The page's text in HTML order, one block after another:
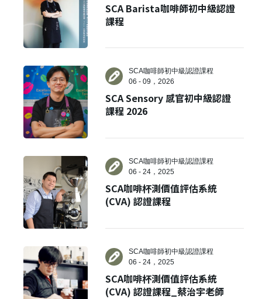
SCA Barista咖啡師初中級認證
課程
SCA咖啡師初中級認證課程
06 - 09，2026
SCA Sensory 感官初中級認證
課程 2026
SCA咖啡師初中級認證課程
06 - 24，2025
SCA咖啡杯測價值評估系統
(CVA) 認證課程
SCA咖啡師初中級認證課程
06 - 24，2025
SCA咖啡杯測價值評估系統
(CVA) 認證課程_蔡治宇老師